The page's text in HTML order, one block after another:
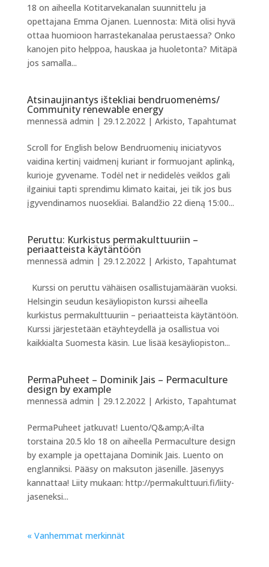
18 on aiheella Kotitarvekanalan suunnittelu ja
opettajana Emma Ojanen. Luennosta: Mitä olisi hyvä
ottaa huomioon harrastekanalaa perustaessa? Onko
kanojen pito helppoa, hauskaa ja huoletonta? Mitäpä
jos samalla...
Atsinaujinantys ištekliai bendruomenėms/
Community renewable energy
mennessä admin | 29.12.2022| Arkisto, Tapahtumat
Scroll for English below Bendruomenių iniciatyvos
vaidina kertinį vaidmenį kuriant ir formuojant aplinką,
kurioje gyvename. Todėl net ir nedidelės veiklos gali
ilgainiui tapti sprendimu klimato kaitai, jei tik jos bus
įgyvendinamos nuosekliai. Balandžio 22 dieną 15:00...
Peruttu: Kurkistus permakulttuuriin –
periaatteista käytäntöön
mennessä admin | 29.12.2022| Arkisto, Tapahtumat
Kurssi on peruttu vähäisen osallistujamäärän vuoksi.
Helsingin seudun kesäyliopiston kurssi aiheella
kurkistus permakulttuuriin – periaatteista käytäntöön.
Kurssi järjestetään etäyhteydellä ja osallistua voi
kaikkialta Suomesta käsin. Lue lisää kesäyliopiston...
PermaPuheet – Dominik Jais – Permaculture
design by example
mennessä admin | 29.12.2022| Arkisto, Tapahtumat
PermaPuheet jatkuvat! Luento/Q&amp;A-ilta
torstaina 20.5 klo 18 on aiheella Permaculture design
by example ja opettajana Dominik Jais. Luento on
englanniksi. Pääsy on maksuton jäsenille. Jäsenyys
kannattaa! Liity mukaan: http://permakulttuuri.fi/liity-
jaseneksi...
« Vanhemmat merkinnät